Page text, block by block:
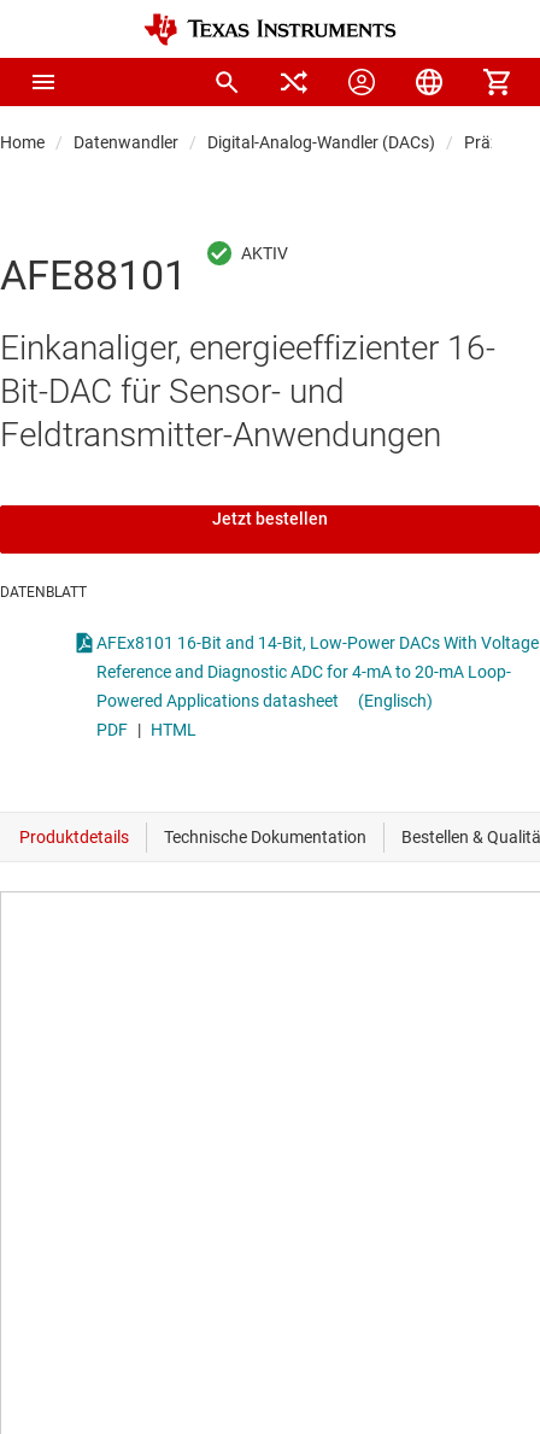
Home Datenwandler Digital-Analog-Wandler (DACs)
AFE88101
Einkanaliger, energieeffizienter 16-
Bit-DAC für Sensor- und
Feldtransmitter-Anwendungen
Jetzt bestellen
DATENBLATT
AFEx8101 16-Bit and 14-Bit, Low-Power DACs With Voltage
Reference and Diagnostic ADC for 4-mA to 20-mA Loop-
Powered Applications datasheet
(Englisch)
PDF | HTML